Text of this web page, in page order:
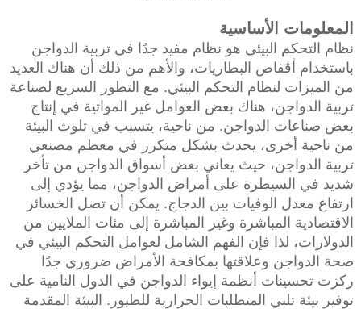
المعلومات الأساسية
نظام التحكم البيئي هو نظام مفيد جدًا في تربية الدواجن
باستخدام أقفاص البطاريات، والأهم من ذلك أن هناك العديد
من الميزات لنظام التحكم البيئي. مع التطور السريع لصناعة
تربية الدواجن، هناك بعض العوامل غير المواتية في إنتاج
بعض صناعات الدواجن. من ناحية، يتسبب في تلوث البيئة
من ناحية أخرى، يحدث بشكل متكرر في معظم مصنعي
تربية الدواجن، حيث يعاني بعض أسواق الدواجن من تأخر
شديد في السيطرة على أمراض الدواجن، مما يؤدي إلى
ارتفاع معدل الوفيات بين الدجاج. يمكن أن تصل الخسائر
الاقتصادية المباشرة وغير المباشرة إلى مئات الملايين من
الدولارات، لذا فإن الفهم الشامل لعوامل التحكم البيئي في
صحة الدواجن وعلاقتها بمكافحة الأمراض ضروري جدًا
ركزت تحسينات أنظمة إيواء الدواجن في الدول النامية على
توفير بيئة تلبي المتطلبات الحرارية للطيور. البيئة المقدمة